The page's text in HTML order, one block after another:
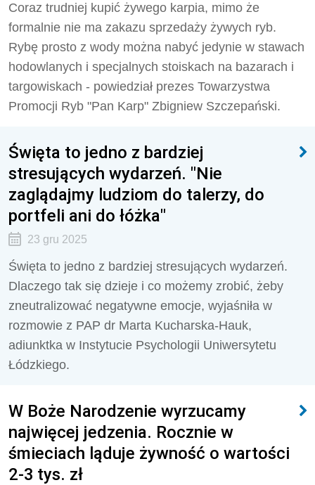
Coraz trudniej kupić żywego karpia, mimo że
formalnie nie ma zakazu sprzedaży żywych ryb.
Rybę prosto z wody można nabyć jedynie w stawach
hodowlanych i specjalnych stoiskach na bazarach i
targowiskach - powiedział prezes Towarzystwa
Promocji Ryb "Pan Karp" Zbigniew Szczepański.
Święta to jedno z bardziej
stresujących wydarzeń. "Nie
zaglądajmy ludziom do talerzy, do
portfeli ani do łóżka"
23 gru 2025
Święta to jedno z bardziej stresujących wydarzeń.
Dlaczego tak się dzieje i co możemy zrobić, żeby
zneutralizować negatywne emocje, wyjaśniła w
rozmowie z PAP dr Marta Kucharska-Hauk,
adiunktka w Instytucie Psychologii Uniwersytetu
Łódzkiego.
W Boże Narodzenie wyrzucamy
najwięcej jedzenia. Rocznie w
śmieciach ląduje żywność o wartości
2-3 tys. zł